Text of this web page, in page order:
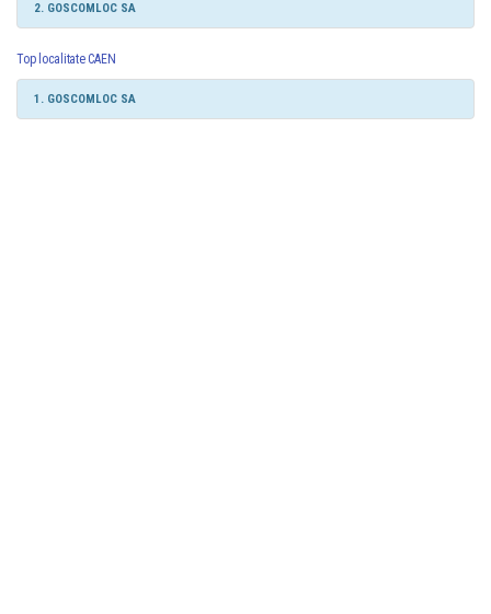
2. GOSCOMLOC SA
Top localitate CAEN
1. GOSCOMLOC SA